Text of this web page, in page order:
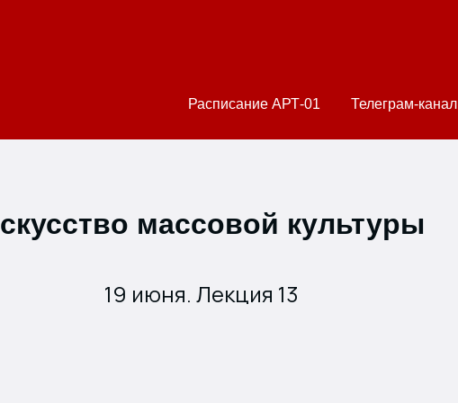
Расписание АРТ-01 Телеграм-канал
массовой культуры
19 июня. Лекция 13